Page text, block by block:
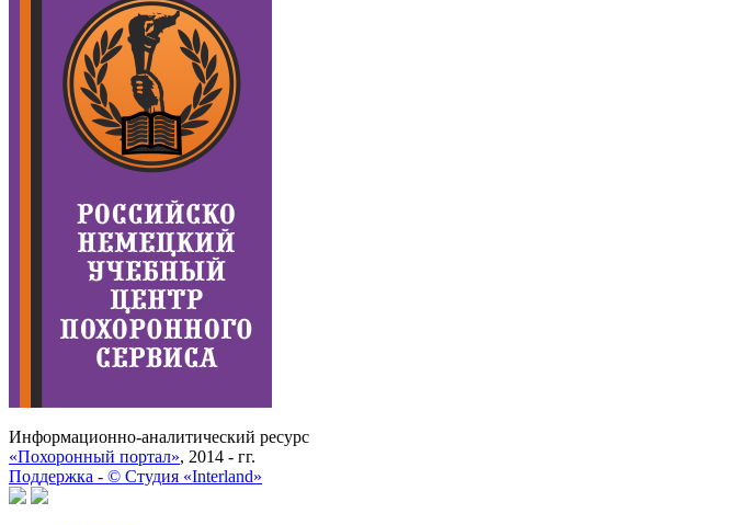
Информационно-аналитический ресурс
«Похоронный портал», 2014 - гг.
Поддержка - © Cтудия «Interland»